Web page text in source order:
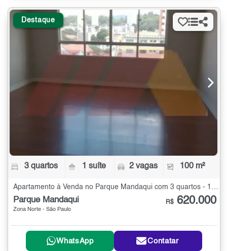
Destaque
3 quartos 1 suíte 2 vagas 100 m²
Apartamento à Venda no Parque Mandaqui com 3 quartos - 100 m²
Parque Mandaqui
Zona Norte - São Paulo
R$ 620.000
WhatsApp Contatar